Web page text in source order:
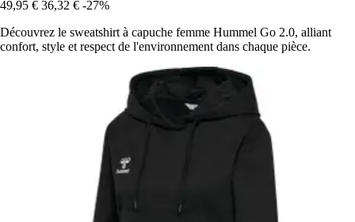
49,95 € 36,32 € -27%
Découvrez le sweatshirt à capuche femme Hummel Go 2.0, alliant
confort, style et respect de l'environnement dans chaque pièce.